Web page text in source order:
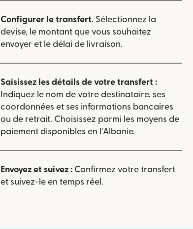
Configurer le transfert. Sélectionnez la
devise, le montant que vous souhaitez
envoyer et le délai de livraison.
Saisissez les détails de votre transfert :
Indiquez le nom de votre destinataire, ses
coordonnées et ses informations bancaires
ou de retrait. Choisissez parmi les moyens de
paiement disponibles en l'Albanie.
Envoyez et suivez : Confirmez votre transfert
et suivez-le en temps réel.